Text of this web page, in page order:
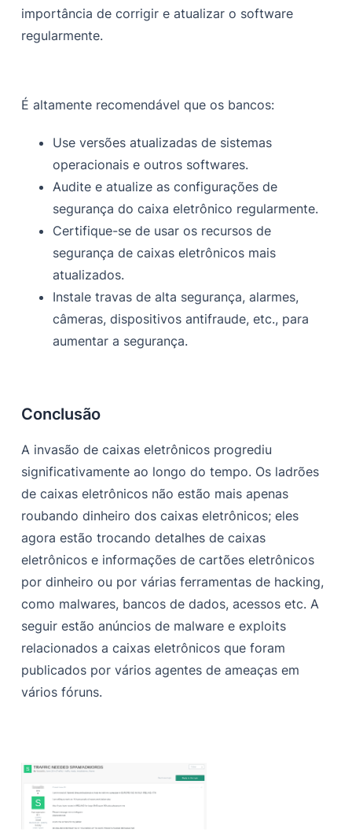
importância de corrigir e atualizar o software
regularmente.
É altamente recomendável que os bancos:
Use versões atualizadas de sistemas
operacionais e outros softwares.
Audite e atualize as configurações de
segurança do caixa eletrônico regularmente.
Certifique-se de usar os recursos de
segurança de caixas eletrônicos mais
atualizados.
Instale travas de alta segurança, alarmes,
câmeras, dispositivos antifraude, etc., para
aumentar a segurança.
Conclusão
A invasão de caixas eletrônicos progrediu
significativamente ao longo do tempo. Os ladrões
de caixas eletrônicos não estão mais apenas
roubando dinheiro dos caixas eletrônicos; eles
agora estão trocando detalhes de caixas
eletrônicos e informações de cartões eletrônicos
por dinheiro ou por várias ferramentas de hacking,
como malwares, bancos de dados, acessos etc. A
seguir estão anúncios de malware e exploits
relacionados a caixas eletrônicos que foram
publicados por vários agentes de ameaças em
vários fóruns.